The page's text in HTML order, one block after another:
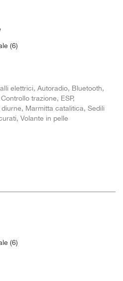
(6)
elettrici, Autoradio, Bluetooth,
trazione, ESP,
Marmitta catalitica, Sedili
Volante in pelle
(6)